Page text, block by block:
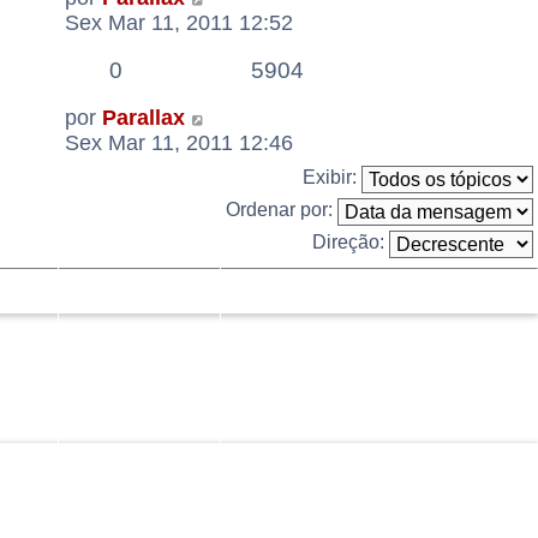
Sex Mar 11, 2011 12:52
0 5904
por Parallax
Sex Mar 11, 2011 12:46
Exibir:
Ordenar por:
Direção: